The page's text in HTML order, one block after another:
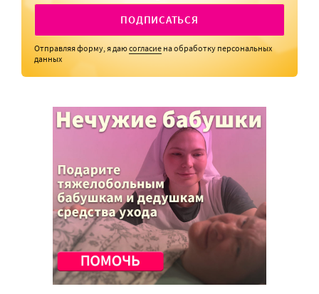
ПОДПИСАТЬСЯ
Отправляя форму, я даюсогласие на обработку персональных
данных